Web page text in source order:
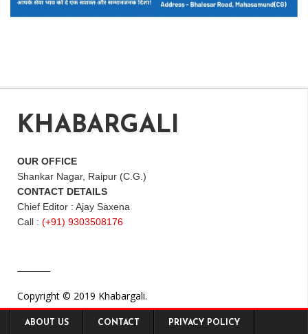
KHABARGALI
OUR OFFICE
Shankar Nagar, Raipur (C.G.)
CONTACT DETAILS
Chief Editor : Ajay Saxena
Call : (+91) 9303508176
Copyright © 2019 Khabargali.
ABOUT US CONTACT PRIVACY POLICY